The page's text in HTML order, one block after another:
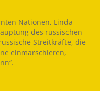
Nationen, Linda
des russischen
Streitkräfte, die
einmarschieren,